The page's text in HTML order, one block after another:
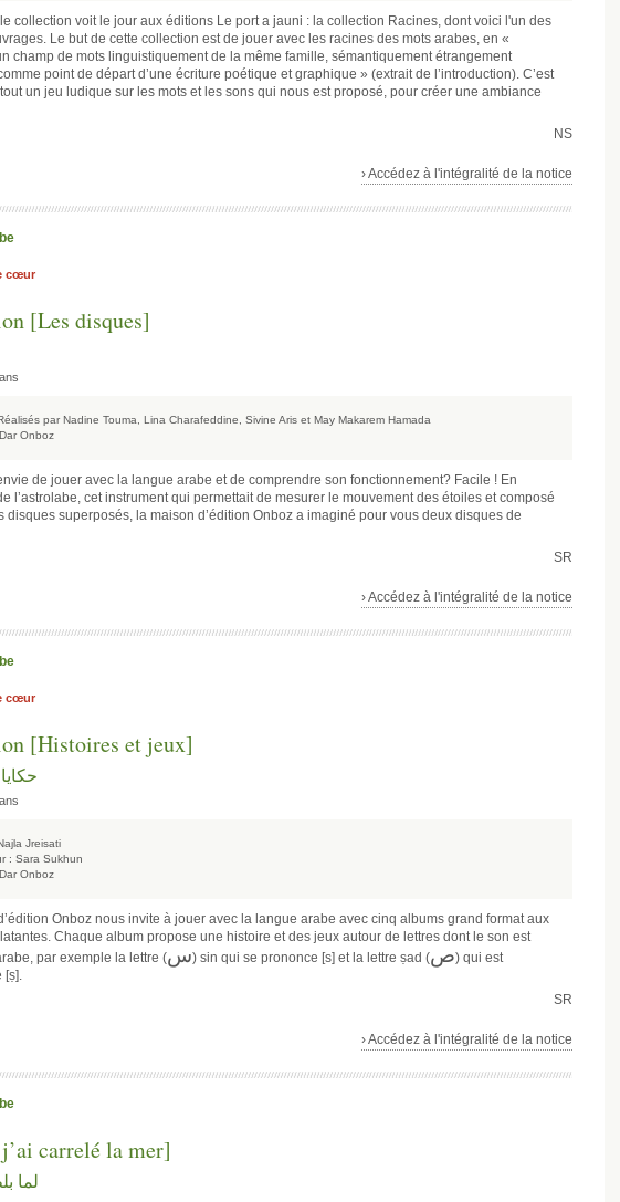
collection voit le jour aux éditions Le port a jauni : la collection Racines, dont voici l'un des
Le but de cette collection est de jouer avec les racines des mots arabes, en «
champ de mots linguistiquement de la même famille, sémantiquement étrangement
point de départ d’une écriture poétique et graphique » (extrait de l’introduction). C’est
un jeu ludique sur les mots et les sons qui nous est proposé, pour créer une ambiance
NS
› Accédez à l'intégralité de la notice
cœur
[Les disques]
par Nadine Touma, Lina Charafeddine, Sivine Aris et May Makarem Hamada
Dar Onboz
de jouer avec la langue arabe et de comprendre son fonctionnement? Facile ! En
l’astrolabe, cet instrument qui permettait de mesurer le mouvement des étoiles et composé
disques superposés, la maison d’édition Onboz a imaginé pour vous deux disques de
SR
› Accédez à l'intégralité de la notice
cœur
[Histoires et jeux]
Jreisati
: Sara Sukhun
Dar Onboz
Onboz nous invite à jouer avec la langue arabe avec cinq albums grand format aux
Chaque album propose une histoire et des jeux autour de lettres dont le son est
par exemple la lettre (س) sin qui se prononce [s] et la lettre ṣad (ص) qui est
[ṣ].
SR
› Accédez à l'intégralité de la notice
carrelé la mer]
لما